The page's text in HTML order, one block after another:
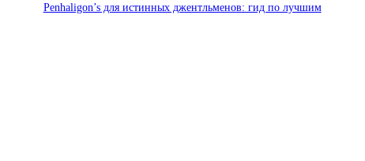
Penhaligon’s для истинных джентльменов: гид по лучшим